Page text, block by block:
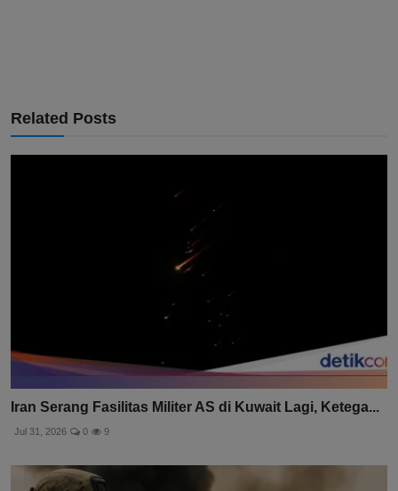
Related Posts
Iran Serang Fasilitas Militer AS di Kuwait Lagi, Ketega...
Jul 31, 2026 0 9